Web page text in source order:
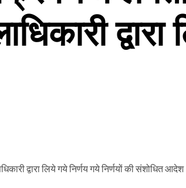
द्वारा
द्वारा लिये गये निर्णय गये निर्णयों की संशोधित आदेश